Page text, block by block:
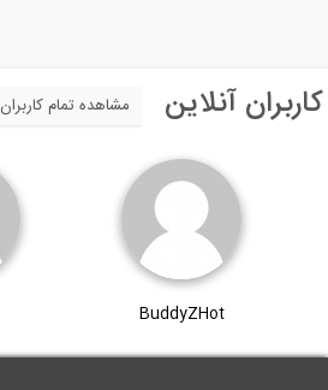
کاربران آنلاین مشاهده تمام کاربران
BuddyZHot